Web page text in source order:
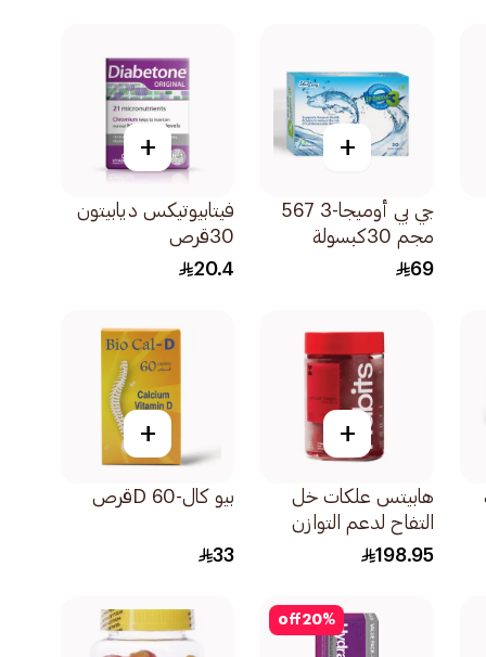
+
جي بي أوميجا-3 567
مجم 30كبسولة
69
+
فيتابيوتيكس ديابيتون
30قرص
20.4
+
هابيتس علكات خل
التفاح لدعم التوازن
اليومي 60قطعة
198.95
+
بيو كال-D 60قرص
33
20%
off